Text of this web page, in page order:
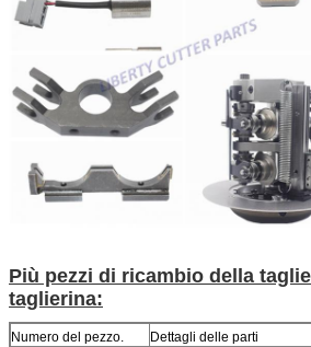
Più pezzi di ricambio della
taglierina:
Numero del pezzo.
Dettagli delle parti